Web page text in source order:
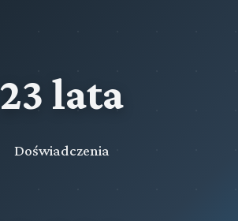
23 lata
Doświadczenia